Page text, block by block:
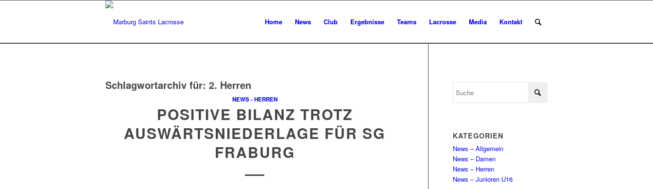
Home News Club Ergebnisse Teams Lacrosse Media Kontakt
Schlagwortarchiv für: 2. Herren
NEWS - HERREN
POSITIVE BILANZ TROTZ
AUSWÄRTSNIEDERLAGE FÜR SG
FRABURG
KATEGORIEN
News – Allgemein
News – Damen
News – Herren
News – Junioren U16